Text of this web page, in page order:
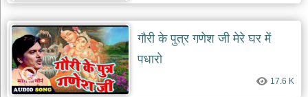
गौरी के पुत्र गणेश जी मेरे घर में
पधारो
17.6 K